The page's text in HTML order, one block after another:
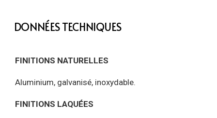
DONNÉES TECHNIQUES
FINITIONS NATURELLES
Aluminium, galvanisé, inoxydable.
FINITIONS LAQUÉES